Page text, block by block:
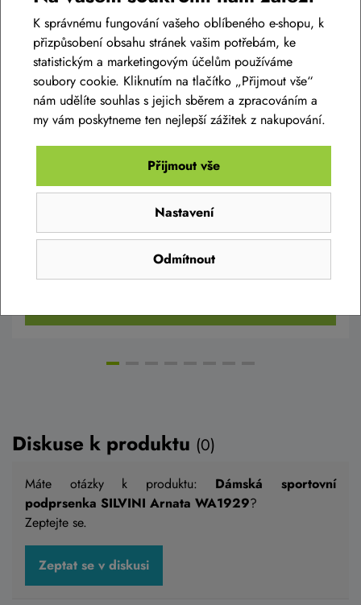
Dámské triko SILVINI Bellanta WD2248 neon
899 Kč
Skladem eshop
Diskuse k produktu (0)
Máte otázky k produktu: Dámská sportovní
podprsenka SILVINI Arnata WA1929?
Zeptejte se.
Zeptat se v diskusi
K správnému fungování vašeho oblíbeného e-shopu, k
přizpůsobení obsahu stránek vašim potřebám, ke
statistickým a marketingovým účelům používáme
soubory cookie. Kliknutím na tlačítko „Přijmout vše“
nám udělíte souhlas s jejich sběrem a zpracováním a
my vám poskytneme ten nejlepší zážitek z nakupování.
Odmítnout
Nastavení
Přijmout vše